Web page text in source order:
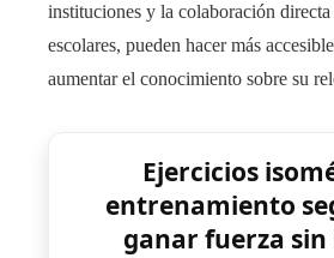
instituciones y la colaboración directa
escolares, pueden hacer más
aumentar el conocimiento sobre su
Ejercicios
entrenamiento
ganar fuerza